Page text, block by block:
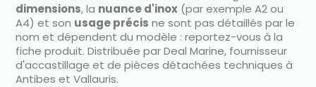
dimensions, la nuance d'inox (par exemple A2 ou
A4) et son usage précis ne sont pas détaillés par le
nom et dépendent du modèle : reportez-vous à la
fiche produit. Distribuée par Deal Marine, fournisseur
d'accastillage et de pièces détachées techniques à
Antibes et Vallauris.